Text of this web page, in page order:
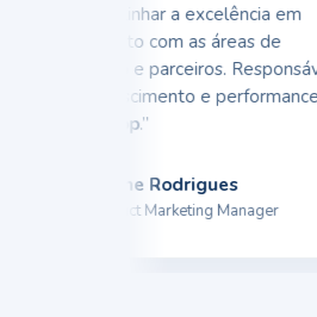
alinhar a excelência em
com as áreas de
e parceiros. Responsável
pelo crescimento e performance
Winne Rodrigues
Product Marketing Manager